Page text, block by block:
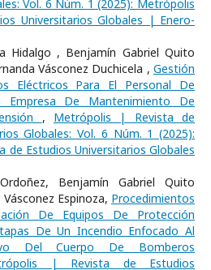
Vol. 6 Núm. 1 (2025): Metrópolis
Universitarios Globales | Enero-
Hidalgo , Benjamín Gabriel Quito
Vásconez Duchicela , Gestión
Eléctricos Para El Personal De
Empresa De Mantenimiento De
, Metrópolis | Revista de
Globales: Vol. 6 Núm. 1 (2025):
de Estudios Universitarios Globales
Benjamín Gabriel Quito
Espinoza, Procedimientos
De Equipos De Protección
De Un Incendio Enfocado Al
Del Cuerpo De Bomberos
| Revista de Estudios